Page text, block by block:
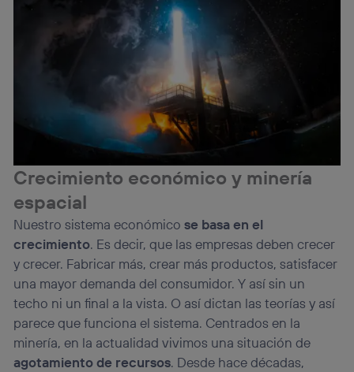
Crecimiento económico y minería
espacial
Nuestro sistema económicose basa en el
crecimiento. Es decir, que las empresas deben crecer
y crecer. Fabricar más, crear más productos, satisfacer
una mayor demanda del consumidor. Y así sin un
techo ni un final a la vista. O así dictan las teorías y así
parece que funciona el sistema. Centrados en la
minería, en la actualidad vivimos una situación de
agotamiento de recursos. Desde hace décadas,